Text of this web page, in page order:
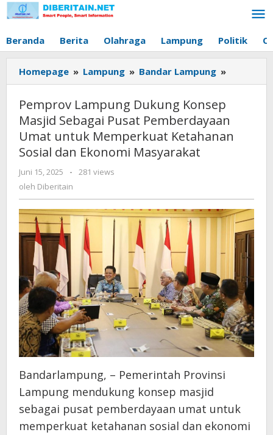
Lewati
ke
Beranda Berita Olahraga Lampung Politik
Homepage » Lampung » Bandar Lampung »
Lampung
Masjid
Sebagai
Sosial
dan
Ekonomi
Pemprov Lampung Dukung Konsep
Masjid Sebagai Pusat Pemberdayaan
Umat untuk Memperkuat Ketahanan
Sosial dan Ekonomi Masyarakat
Juni 15, 2025
oleh
Diberitain
-
281 views
oleh Diberitain
Bandarlampung, – Pemerintah Provinsi
Lampung mendukung konsep masjid
sebagai pusat pemberdayaan umat untuk
memperkuat ketahanan sosial dan ekonomi